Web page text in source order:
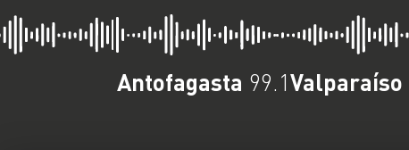
Antofagasta 99.1Valparaíso